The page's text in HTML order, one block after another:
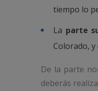
tiempo lo
La parte
Colorado, y
De la parte
deberás